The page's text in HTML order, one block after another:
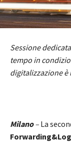
Sessione
tempo in
digitalizzazione
Milano– La